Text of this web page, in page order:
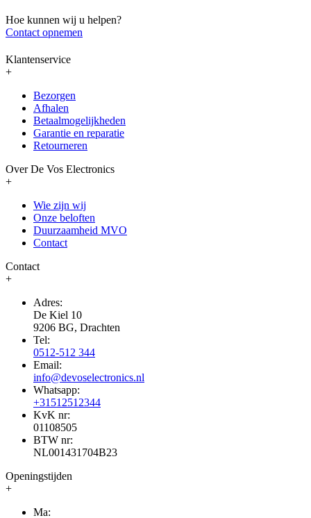
Hoe kunnen wij u helpen?
Contact opnemen
Klantenservice
+
Bezorgen
Afhalen
Betaalmogelijkheden
Garantie en reparatie
Retourneren
Over De Vos Electronics
+
Wie zijn wij
Onze beloften
Duurzaamheid MVO
Contact
Contact
+
Adres:
De Kiel 10
9206 BG, Drachten
Tel:
0512-512 344
Email:
info@devoselectronics.nl
Whatsapp:
+31512512344
KvK nr:
01108505
BTW nr:
NL001431704B23
Openingstijden
+
Ma: